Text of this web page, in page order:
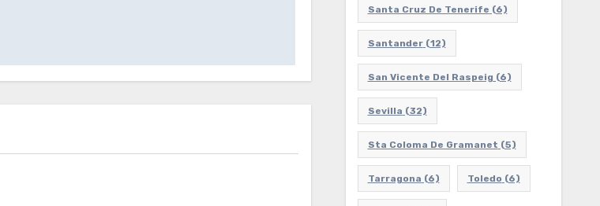
Santa Cruz De Tenerife (6)
Santander(12)
San Vicente Del Raspeig (6)
Sevilla (32)
Sta Coloma De Gramanet (5)
Tarragona (6) Toledo (6)